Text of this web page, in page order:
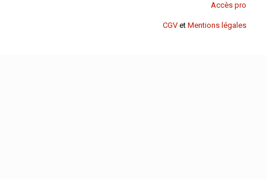
Accès pro
CGV et Mentions légales